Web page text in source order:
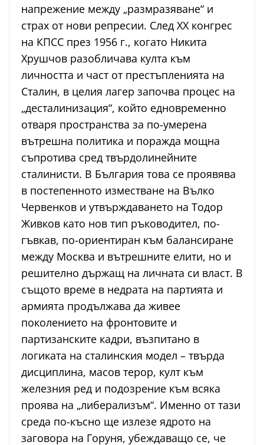
напрежение между „размразяване“ и
страх от нови репресии. След XX конгрес
на КПСС през 1956 г., когато Никита
Хрушчов разобличава култа към
личността и част от престъпленията на
Сталин, в целия лагер започва процес на
„десталинизация“, който едновременно
отваря пространства за по-умерена
вътрешна политика и поражда мощна
съпротива сред твърдолинейните
сталинисти. В България това се проявява
в постепенното изместване на Вълко
Червенков и утвърждаването на Тодор
Живков като нов тип ръководител, по-
гъвкав, по-ориентиран към балансиране
между Москва и вътрешните елити, но и
решително държащ на личната си власт. В
същото време в недрата на партията и
армията продължава да живее
поколението на фронтовите и
партизанските кадри, възпитано в
логиката на сталинския модел – твърда
дисциплина, масов терор, култ към
железния ред и подозрение към всяка
проява на „либерализъм“. Именно от тази
среда по-късно ще излезе ядрото на
заговора на Горуня, убеждаващо се, че